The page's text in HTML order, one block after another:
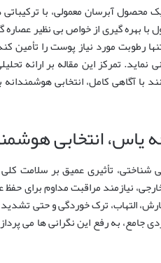
محصول آبرسان معمولی، با
با بهره گیری از خواص بی نظیر
رطوبت مورد نیاز پوست را تأمین
تمرکز این مقاله بر ارائه
با آگاهی کامل، انتخابی
یاس، انتخابی
شناختی، تأثیری عمیق بر سلامت
نیازمند مراقبت مداوم برای
التهاب، ترک خوردگی و حتی
جامع، به رفع این نگرانی ها می